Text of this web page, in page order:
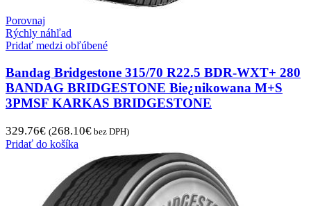
Porovnaj
Rýchly náhľad
Pridať medzi obľúbené
Bandag Bridgestone 315/70 R22.5 BDR-WXT+ 280
BANDAG BRIDGESTONE Bie¿nikowana M+S
3PMSF KARKAS BRIDGESTONE
329.76€ (268.10€ bez DPH)
Pridať do košíka